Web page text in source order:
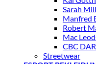
Sarah
Manfred
Robert
Mac
CBC
Streetwear